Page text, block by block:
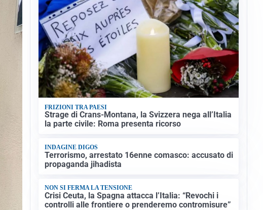
FRIZIONI TRA PAESI
Strage di Crans-Montana, la Svizzera nega all’Italia
la parte civile: Roma presenta ricorso
INDAGINE DIGOS
Terrorismo, arrestato 16enne comasco: accusato di
propaganda jihadista
NON SI FERMA LA TENSIONE
Crisi Ceuta, la Spagna attacca l’Italia: “Revochi i
controlli alle frontiere o prenderemo contromisure”